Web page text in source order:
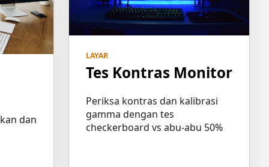
dan
LAYAR
Tes Kontras Monitor
Periksa kontras dan kalibrasi
gamma dengan tes
checkerboard vs abu-abu 50%